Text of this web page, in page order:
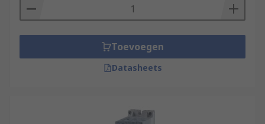
Toevoegen
Datasheets